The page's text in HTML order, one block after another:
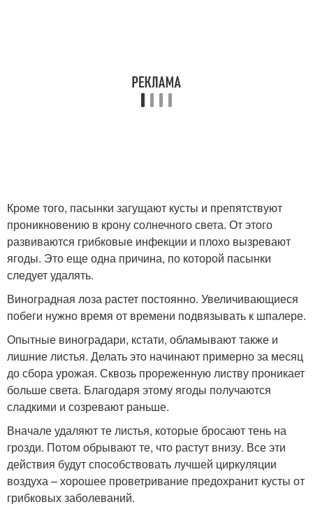
Кроме того, пасынки загущают кусты и препятствуют
проникновению в крону солнечного света. От этого
развиваются грибковые инфекции и плохо вызревают
ягоды. Это еще одна причина, по которой пасынки
следует удалять.
Виноградная лоза растет постоянно. Увеличивающиеся
побеги нужно время от времени подвязывать к шпалере.
Опытные виноградари, кстати, обламывают также и
лишние листья. Делать это начинают примерно за месяц
до сбора урожая. Сквозь прореженную листву проникает
больше света. Благодаря этому ягоды получаются
сладкими и созревают раньше.
Вначале удаляют те листья, которые бросают тень на
грозди. Потом обрывают те, что растут внизу. Все эти
действия будут способствовать лучшей циркуляции
воздуха – хорошее проветривание предохранит кусты от
грибковых заболеваний.